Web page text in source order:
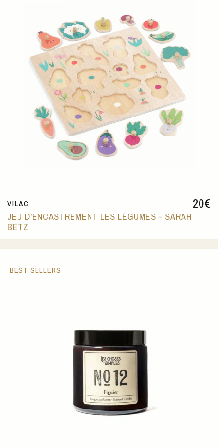
20€
VILAC
JEU D'ENCASTREMENT LES LÉGUMES - SARAH
BETZ
BEST SELLERS